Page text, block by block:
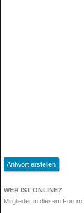
Antwort erstellen
WER IST ONLINE?
Mitglieder in diesem